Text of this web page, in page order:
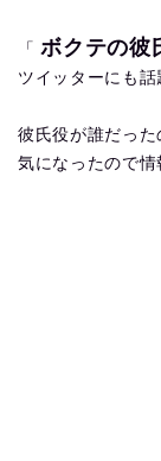
「ボクテの彼
ツイッターにも
彼氏役が誰だった
気になったので情